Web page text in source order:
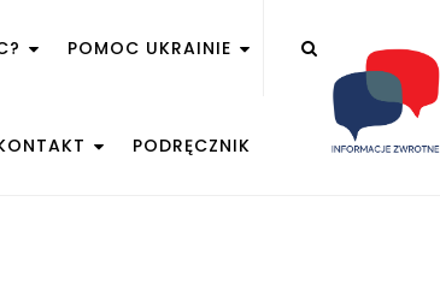
POMOC UKRAINIE
PODRĘCZNIK